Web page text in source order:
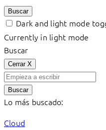
Buscar
Dark and light mode
Currently in light mode
Buscar
Cerrar X
Buscar
Lo más buscado:
Cloud